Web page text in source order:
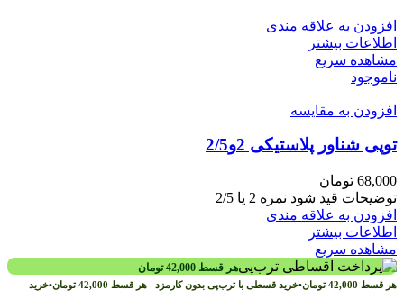
افزودن به علاقه مندی
اطلاعات بیشتر
مشاهده سریع
ناموجود
افزودن به مقایسه
توپی شناور پلاستیکی 2و2/5
68,000 تومان
توضیحات قید شود نمره 2 یا 2/5
افزودن به علاقه مندی
اطلاعات بیشتر
مشاهده سریع
هر قسط 42,000 تومان
هر قسط 42,000 تومان•خرید قسطی با ترب‌پی بدون کارمزد هر قسط 42,000 تومان•خرید